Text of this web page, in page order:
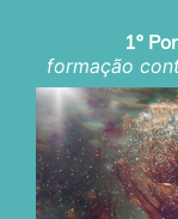
1º
formação